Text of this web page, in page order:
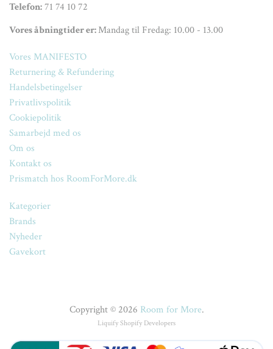
Telefon:71 74 10 72
Vores åbningtider er:Mandag til Fredag: 10.00 - 13.00
Vores MANIFESTO
Returnering & Refundering
Handelsbetingelser
Privatlivspolitik
Cookiepolitik
Samarbejd med os
Om os
Kontakt os
Prismatch hos RoomForMore.dk
Kategorier
Brands
Nyheder
Gavekort
Copyright © 2026 Room for More.
Liquify Shopify Developers